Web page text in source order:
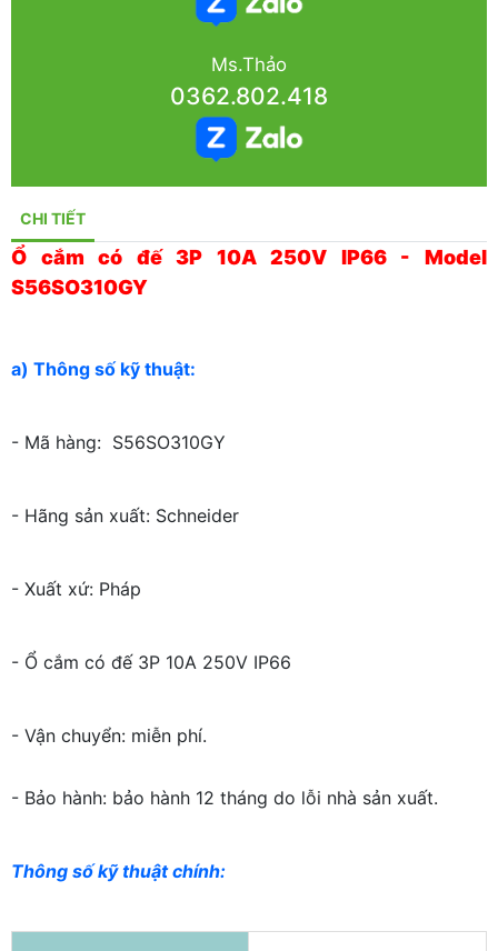
Ms.Thảo
0362.802.418
CHI TIẾT
Ổ cắm có đế 3P 10A 250V IP66 - Model
S56SO310GY
a) Thông số kỹ thuật:
- Mã hàng: S56SO310GY
- Hãng sản xuất: Schneider
- Xuất xứ: Pháp
- Ổ cắm có đế 3P 10A 250V IP66
- Vận chuyển: miễn phí.
- Bảo hành: bảo hành 12 tháng do lỗi nhà sản xuất.
Thông số kỹ thuật chính: